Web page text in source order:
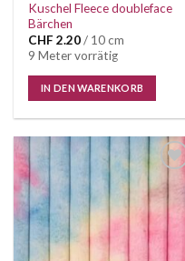
Kuschel Fleece doubleface
Bärchen
CHF 2.20/ 10 cm
9 Meter vorrätig
IN DEN WARENKORB
Auf die
Wunschliste